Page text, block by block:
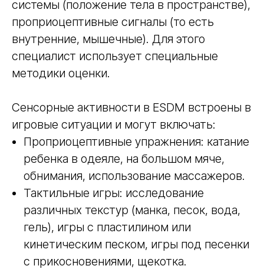
системы (положение тела в пространстве),
проприоцептивные сигналы (то есть
внутренние, мышечные). Для этого
специалист использует специальные
методики оценки.
Сенсорные активности в ESDM встроены в
игровые ситуации и могут включать:
Проприоцептивные упражнения: катание
ребенка в одеяле, на большом мяче,
обнимания, использование массажеров.
Тактильные игры: исследование
различных текстур (манка, песок, вода,
гель), игры с пластилином или
кинетическим песком, игры под песенки
с прикосновениями, щекотка.